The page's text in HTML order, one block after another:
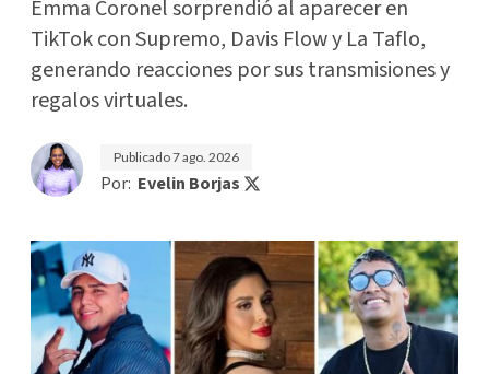
Emma Coronel sorprendió al aparecer en
TikTok con Supremo, Davis Flow y La Taflo,
generando reacciones por sus transmisiones y
regalos virtuales.
Publicado7 ago. 2026
Por: Evelin Borjas